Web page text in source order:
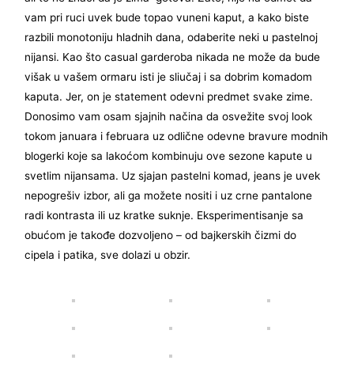
vam pri ruci uvek bude topao vuneni kaput, a kako biste
razbili monotoniju hladnih dana, odaberite neki u pastelnoj
nijansi. Kao što casual garderoba nikada ne može da bude
višak u vašem ormaru isti je sliučaj i sa dobrim komadom
kaputa. Jer, on je statement odevni predmet svake zime.
Donosimo vam osam sjajnih načina da osvežite svoj look
tokom januara i februara uz odlične odevne bravure modnih
blogerki koje sa lakoćom kombinuju ove sezone kapute u
svetlim nijansama. Uz sjajan pastelni komad, jeans je uvek
nepogrešiv izbor, ali ga možete nositi i uz crne pantalone
radi kontrasta ili uz kratke suknje. Eksperimentisanje sa
obućom je takođe dozvoljeno – od bajkerskih čizmi do
cipela i patika, sve dolazi u obzir.